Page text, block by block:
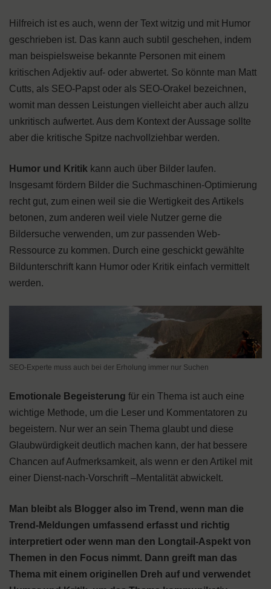
Hilfreich ist es auch, wenn der Text witzig und mit Humor
geschrieben ist. Das kann auch subtil geschehen, indem
man beispielsweise bekannte Personen mit einem
kritischen Adjektiv auf- oder abwertet. So könnte man Matt
Cutts, als SEO-Papst oder als SEO-Orakel bezeichnen,
womit man dessen Leistungen vielleicht aber auch allzu
unkritisch aufwertet. Aus dem Kontext der Aussage sollte
aber die kritische Spitze nachvollziehbar werden.
Humor und Kritik kann auch über Bilder laufen.
Insgesamt fördern Bilder die Suchmaschinen-Optimierung
recht gut, zum einen weil sie die Wertigkeit des Artikels
betonen, zum anderen weil viele Nutzer gerne die
Bildersuche verwenden, um zur passenden Web-
Ressource zu kommen. Durch eine geschickt gewählte
Bildunterschrift kann Humor oder Kritik einfach vermittelt
werden.
SEO-Experte muss auch bei der Erholung immer nur Suchen
Emotionale Begeisterung für ein Thema ist auch eine
wichtige Methode, um die Leser und Kommentatoren zu
begeistern. Nur wer an sein Thema glaubt und diese
Glaubwürdigkeit deutlich machen kann, der hat bessere
Chancen auf Aufmerksamkeit, als wenn er den Artikel mit
einer Dienst-nach-Vorschrift –Mentalität abwickelt.
Man bleibt als Blogger also im Trend, wenn man die
Trend-Meldungen umfassend erfasst und richtig
interpretiert oder wenn man den Longtail-Aspekt von
Themen in den Focus nimmt. Dann greift man das
Thema mit einem originellen Dreh auf und verwendet